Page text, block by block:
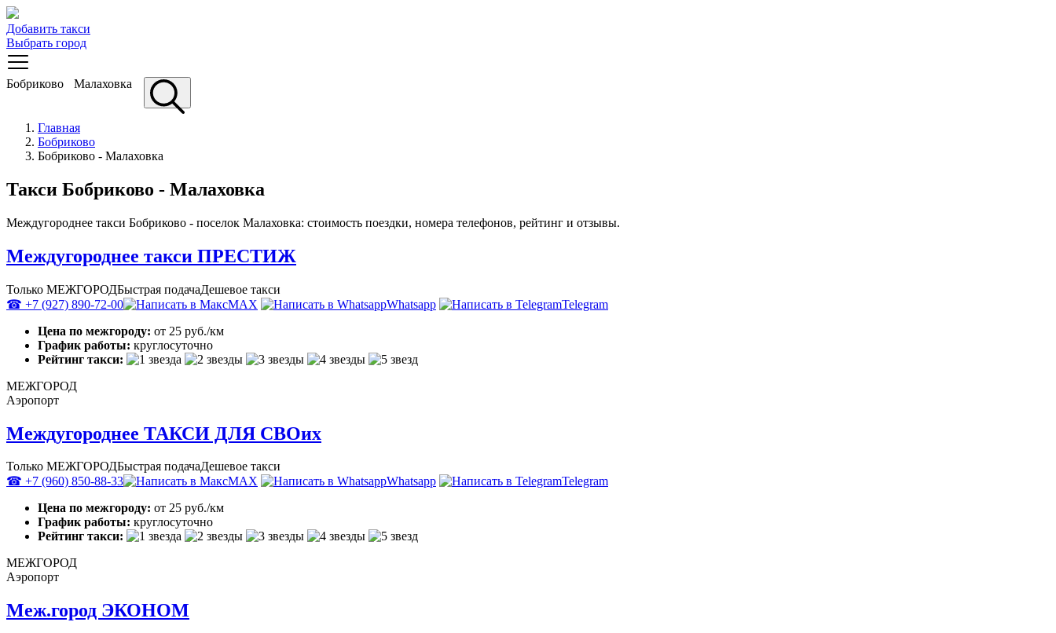
Добавить такси
Выбрать город
Бобриково Малаховка
Главная
Бобриково
Бобриково - Малаховка
Такси Бобриково - Малаховка
Междугороднее такси Бобриково - поселок Малаховка: стоимость поездки, номера телефонов, рейтинг и отзывы.
Междугороднее такси ПРЕСТИЖ
Только МЕЖГОРОДБыстрая подачаДешевое такси
☎ +7 (927) 890-72-00
MAX Whatsapp
Telegram
Цена по межгороду: от 25 руб./км
График работы: круглосуточно
Рейтинг такси:
МЕЖГОРОД
Аэропорт
Междугороднее ТАКСИ ДЛЯ СВОих
Только МЕЖГОРОДБыстрая подачаДешевое такси
☎ +7 (960) 850-88-33
MAX Whatsapp
Telegram
Цена по межгороду: от 25 руб./км
График работы: круглосуточно
Рейтинг такси:
МЕЖГОРОД
Аэропорт
Меж.город ЭКОНОМ